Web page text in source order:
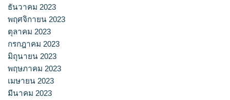
ธันวาคม 2023
พฤศจิกายน 2023
ตุลาคม 2023
กรกฎาคม 2023
มิถุนายน 2023
พฤษภาคม 2023
เมษายน 2023
มีนาคม 2023